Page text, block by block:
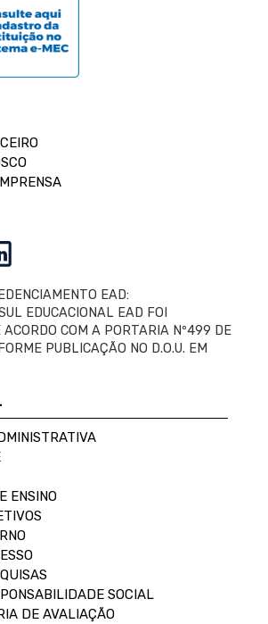
EAD:
EDUCACIONAL EAD FOI
ACORDO COM A PORTARIA Nº499 DE
PUBLICAÇÃO NO D.O.U. EM
ENSINO
SOCIAL
DE AVALIAÇÃO